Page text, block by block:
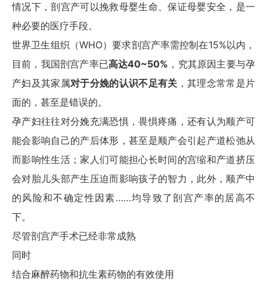
情况下，剖宫产可以挽救母婴生命、保证母婴安全，是一
种必要的医疗手段。
世界卫生组织（WHO）要求剖宫产率需控制在15%以内，
目前，我国剖宫产率已高达40~50% ，究其原因主要与孕
产妇及其家属对于分娩的认识不足有关 ，其理念常常是片
面的，甚至是错误的。
孕产妇往往对分娩充满恐惧，畏惧疼痛，还有认为顺产可
能会影响自己的产后体形，甚至是顺产会引起产道松弛从
而影响性生活；家人们可能担心长时间的宫缩和产道挤压
会对胎儿头部产生压迫而影响孩子的智力，此外，顺产中
的风险和不确定性因素……均导致了剖宫产率的居高不
下。
尽管剖宫产手术已经非常成熟
同时
结合麻醉药物和抗生素药物的有效使用